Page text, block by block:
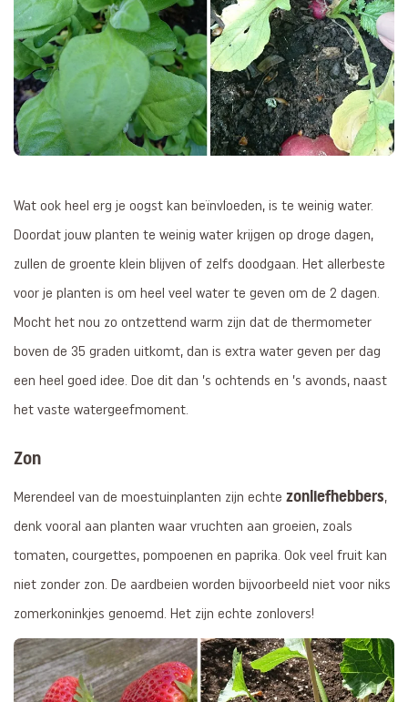
Wat ook heel erg je oogst kan beïnvloeden, is te weinig water.
Doordat jouw planten te weinig water krijgen op droge dagen,
zullen de groente klein blijven of zelfs doodgaan. Het allerbeste
voor je planten is om heel veel water te geven om de 2 dagen.
Mocht het nou zo ontzettend warm zijn dat de thermometer
boven de 35 graden uitkomt, dan is extra water geven per dag
een heel goed idee. Doe dit dan ’s ochtends en ’s avonds, naast
het vaste watergeefmoment.
Zon
Merendeel van de moestuinplanten zijn echte zonliefhebbers,
denk vooral aan planten waar vruchten aan groeien, zoals
tomaten, courgettes, pompoenen en paprika. Ook veel fruit kan
niet zonder zon. De aardbeien worden bijvoorbeeld niet voor niks
zomerkoninkjes genoemd. Het zijn echte zonlovers!